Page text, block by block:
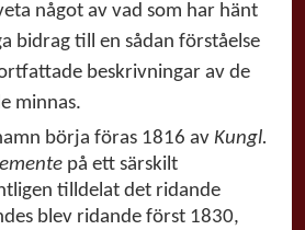
något av vad som har hänt
bidrag till en sådan förståelse
beskrivningar av de
minnas.
börja föras 1816 av Kungl.
på ett särskilt
tilldelat det ridande
blev ridande först 1830,